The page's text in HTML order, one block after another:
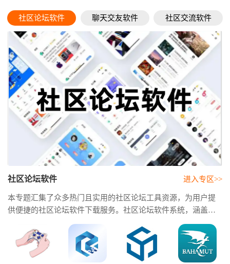
社区论坛软件 聊天交友软件 社区交流软件
社区论坛软件
本专题汇集了众多热门且实用的社区论坛工具资源，为用户提
供便捷的社区论坛软件下载服务。社区论坛软件系统，涵盖论
坛搭建、社区运营、内容管理、用户权限设置等多个方面，满
足不同规模平台的建设需求。社区论坛app大全，让用户能够随
时随地参与社区论坛、浏览内容、发布动态，享受更加便捷的
互动体验
进入专区>>